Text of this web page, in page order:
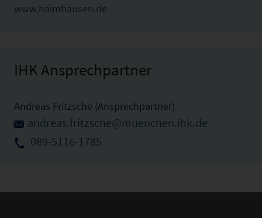
www.haimhausen.de
IHK Ansprechpartner
Andreas Fritzsche (Ansprechpartner)
andreas.fritzsche@muenchen.ihk.de
089-5116-1785